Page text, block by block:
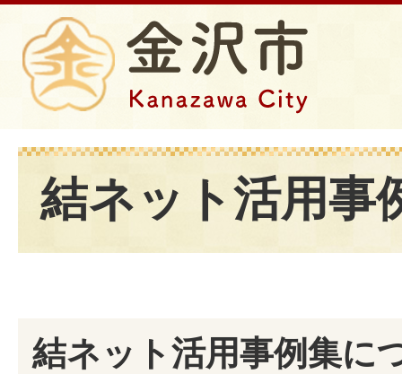
結ネット活用事
結ネット活用事例集に